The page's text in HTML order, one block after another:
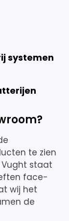
systemen
te zien
Vught staat
face-
wij het
de